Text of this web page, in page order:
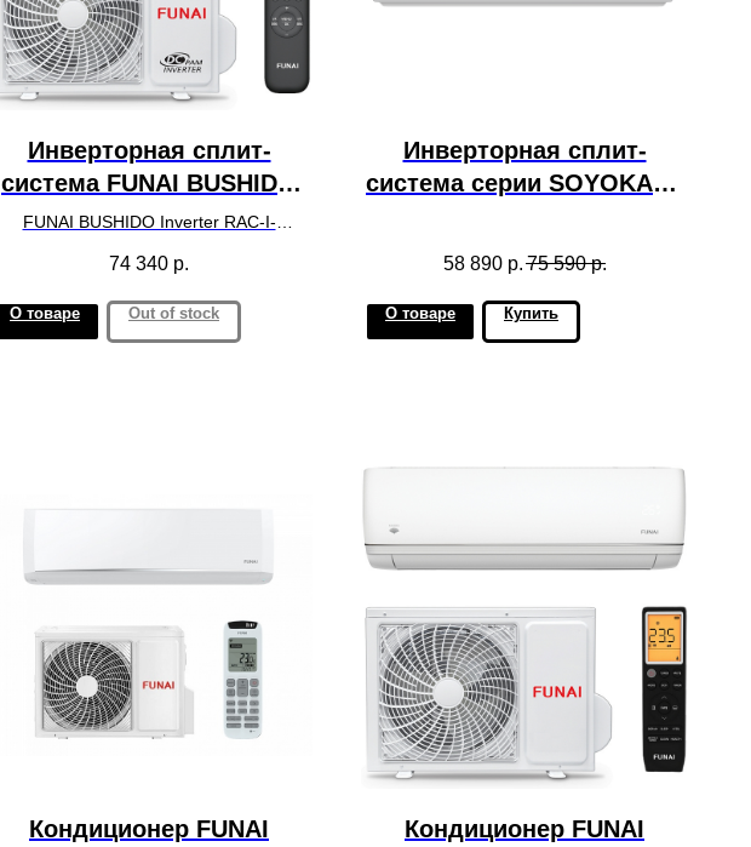
Инверторная сплит-
система FUNAI BUSHIDO
RAC-I-BS35HP.D01
FUNAI BUSHIDO Inverter RAC-I-
площадь до 35 кв.м.
74 340 р.
О товаре Out of stock
Инверторная сплит-
система серии SOYOKAZE
58 890 р. 75 590 р.
О товаре Купить
Кондиционер FUNAI
Кондиционер FUNAI